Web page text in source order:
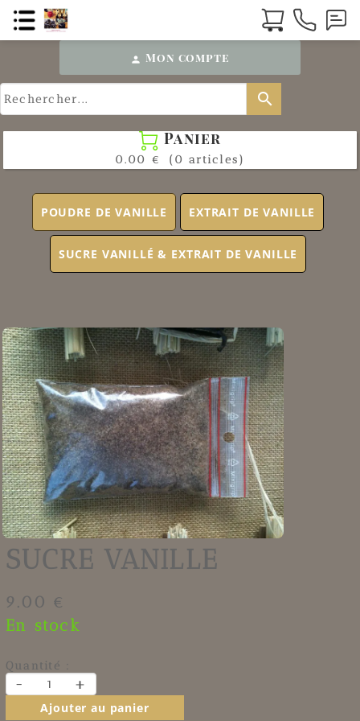
person Mon compte
search
 Panier
0.00 € (0 articles)
POUDRE DE VANILLE EXTRAIT DE VANILLE
SUCRE VANILLÉ & EXTRAIT DE VANILLE
SUCRE VANILLE
9.00 €
En stock
Quantité :
- +
Ajouter au panier